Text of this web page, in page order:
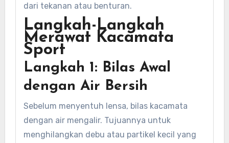
dari tekanan atau benturan.
Langkah-Langkah
Merawat Kacamata
Sport
Langkah 1: Bilas Awal
dengan Air Bersih
Sebelum menyentuh lensa, bilas kacamata
dengan air mengalir. Tujuannya untuk
menghilangkan debu atau partikel kecil yang